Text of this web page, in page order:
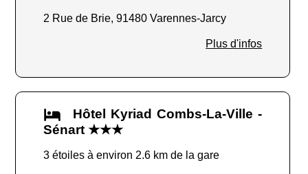
2 Rue de Brie, 91480 Varennes-Jarcy
Plus d'infos
Hôtel Kyriad Combs-La-Ville -
Sénart ★★★
3 étoiles à environ 2.6 km de la gare